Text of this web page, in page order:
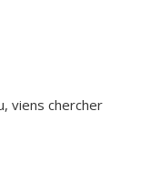
viens chercher